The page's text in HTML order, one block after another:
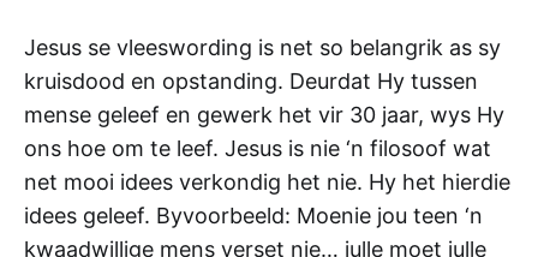
Jesus se vleeswording is net so belangrik as sy
kruisdood en opstanding. Deurdat Hy tussen
mense geleef en gewerk het vir 30 jaar, wys Hy
ons hoe om te leef. Jesus is nie ‘n filosoof wat
net mooi idees verkondig het nie. Hy het hierdie
idees geleef. Byvoorbeeld: Moenie jou teen ‘n
kwaadwillige mens verset nie… julle moet julle